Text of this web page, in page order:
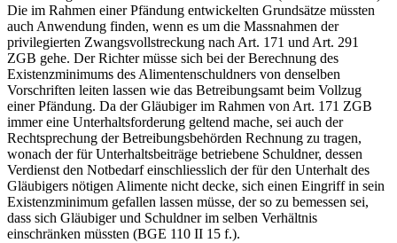
Die im Rahmen einer Pfändung entwickelten Grundsätze müssten
auch Anwendung finden, wenn es um die Massnahmen der
privilegierten Zwangsvollstreckung nach Art. 171 und Art. 291
ZGB gehe. Der Richter müsse sich bei der Berechnung des
Existenzminimums des Alimentenschuldners von denselben
Vorschriften leiten lassen wie das Betreibungsamt beim Vollzug
einer Pfändung. Da der Gläubiger im Rahmen von Art. 171 ZGB
immer eine Unterhaltsforderung geltend mache, sei auch der
Rechtsprechung der Betreibungsbehörden Rechnung zu tragen,
wonach der für Unterhaltsbeiträge betriebene Schuldner, dessen
Verdienst den Notbedarf einschliesslich der für den Unterhalt des
Gläubigers nötigen Alimente nicht decke, sich einen Eingriff in sein
Existenzminimum gefallen lassen müsse, der so zu bemessen sei,
dass sich Gläubiger und Schuldner im selben Verhältnis
einschränken müssten (BGE 110 II 15 f.).